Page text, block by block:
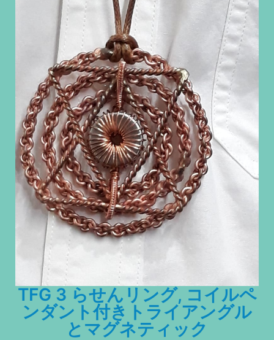
TFG 3 らせんリング, コイルペ
ンダント付きトライアングル
とマグネティック